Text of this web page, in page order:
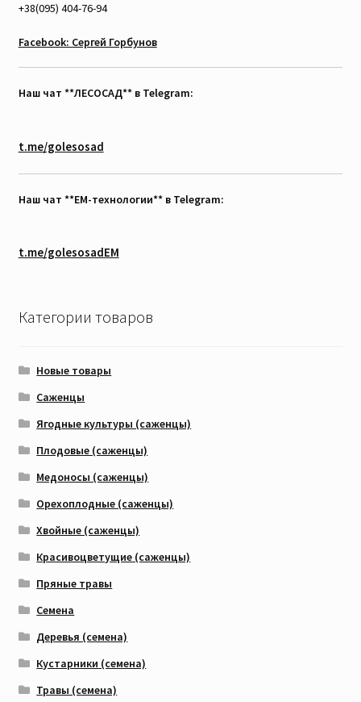
+38(095) 404-76-94
Facebook: Сергей Горбунов
Наш чат **ЛЕСОСАД** в Telegram:
t.me/golesosad
Наш чат **EM-технологии** в Telegram:
t.me/golesosadEM
Категории товаров
Новые товары
Саженцы
Ягодные культуры (саженцы)
Плодовые (саженцы)
Медоносы (саженцы)
Орехоплодные (саженцы)
Хвойные (саженцы)
Красивоцветущие (саженцы)
Пряные травы
Семена
Деревья (семена)
Кустарники (семена)
Травы (семена)